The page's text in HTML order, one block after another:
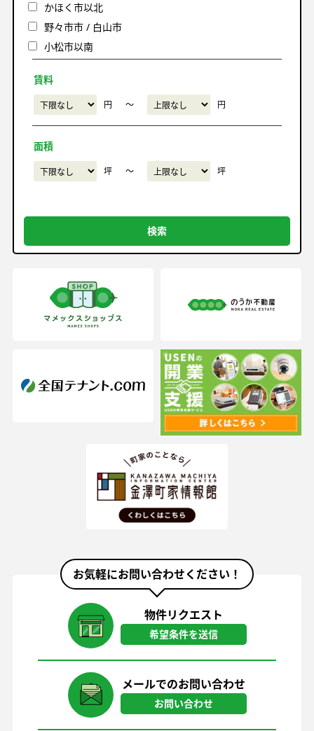
かほく市以北
野々市市 / 白山市
小松市以南
賃料
円 〜 円
面積
坪 〜 坪
お気軽にお問い合わせください！
物件リクエスト
希望条件を送信
メールでのお問い合わせ
お問い合わせ